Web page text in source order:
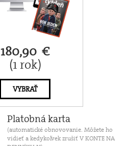
180,90 €
(1 rok)
VYBRAŤ
Platobná karta
(automatické obnovovanie. Môžete ho
vidieť a kedykoľvek zrušiť V KONTE NA